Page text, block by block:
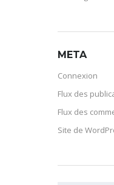
META
Connexion
Flux des
Flux des
Site de